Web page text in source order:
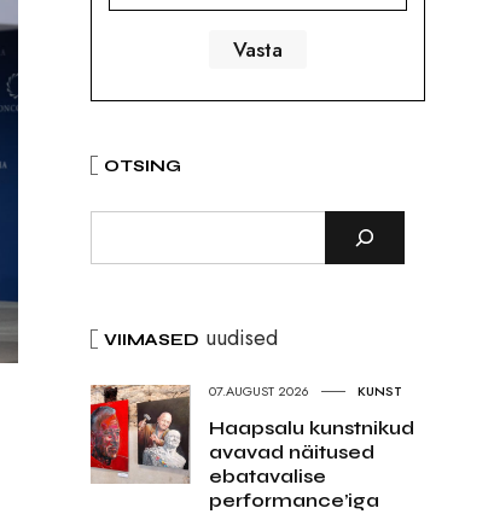
OTSING
VIIMASED uudised
07.AUGUST 2026 KUNST
Haapsalu kunstnikud
avavad näitused
ebatavalise
performance’iga